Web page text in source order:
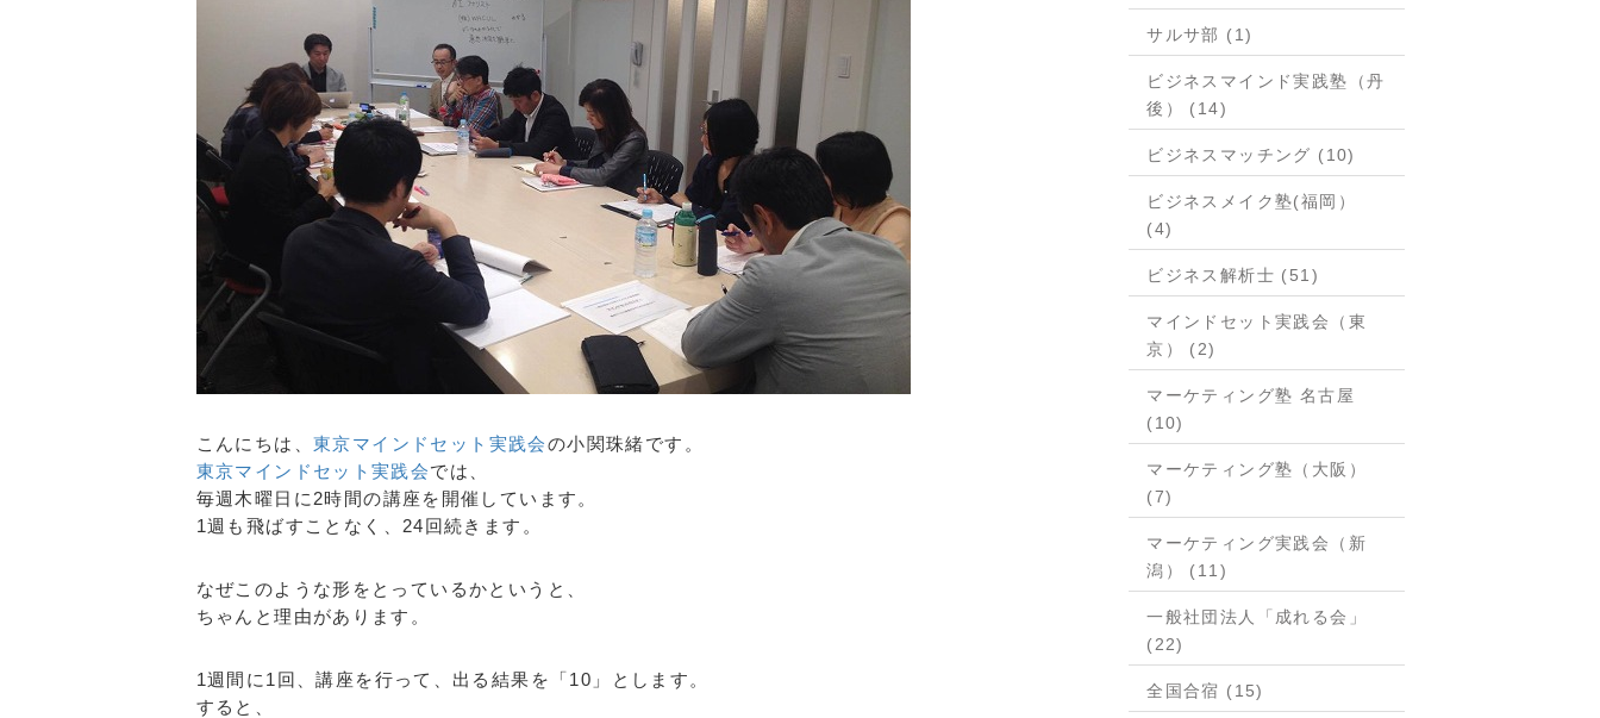
こんにちは、 東京マインドセット実践会の小関珠緒です。
東京マインドセット実践会では、
毎週木曜日に2時間の講座を開催しています。
1週も飛ばすことなく、24回続きます。
なぜこのような形をとっているかというと、
ちゃんと理由があります。
1週間に1回、講座を行って、出る結果を「10」とします。
すると、
サルサ部 (1)
ビジネスマインド実践塾（丹
後） (14)
ビジネスマッチング (10)
ビジネスメイク塾(福岡）
(4)
ビジネス解析士 (51)
マインドセット実践会（東
京） (2)
マーケティング塾 名古屋
(10)
マーケティング塾（大阪）
(7)
マーケティング実践会（新
潟） (11)
一般社団法人「成れる会」
(22)
全国合宿 (15)